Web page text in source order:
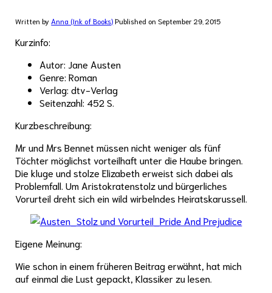
Written by Anna (Ink of Books) Published on September 29, 2015
Kurzinfo:
Autor: Jane Austen
Genre: Roman
Verlag: dtv-Verlag
Seitenzahl: 452 S.
Kurzbeschreibung:
Mr und Mrs Bennet müssen nicht weniger als fünf
Töchter möglichst vorteilhaft unter die Haube bringen.
Die kluge und stolze Elizabeth erweist sich dabei als
Problemfall. Um Aristokratenstolz und bürgerliches
Vorurteil dreht sich ein wild wirbelndes Heiratskarussell.
Eigene Meinung:
Wie schon in einem früheren Beitrag erwähnt, hat mich
auf einmal die Lust gepackt, Klassiker zu lesen.